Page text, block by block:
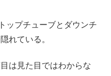
ップチューブとダウンチ
れている。
は見た目ではわからな